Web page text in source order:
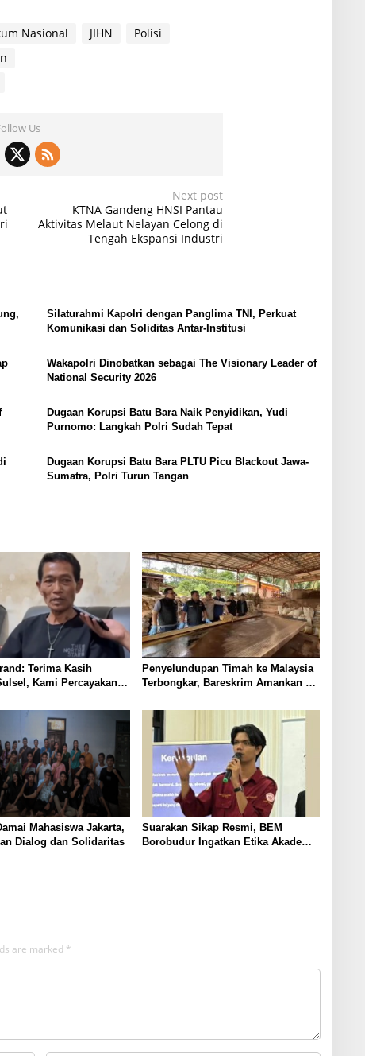
Nasional JIHN
Polisi
Us
Next post
KTNA Gandeng HNSI Pantau
Aktivitas Melaut Nelayan Celong di
Tengah Ekspansi Industri
Silaturahmi Kapolri dengan Panglima TNI, Perkuat
Komunikasi dan Soliditas Antar-Institusi
Wakapolri Dinobatkan sebagai The Visionary Leader of
National Security 2026
Dugaan Korupsi Batu Bara Naik Penyidikan, Yudi
Purnomo: Langkah Polri Sudah Tepat
Dugaan Korupsi Batu Bara PLTU Picu Blackout Jawa-
Sumatra, Polri Turun Tangan
Terima Kasih
Kami Percayakan
Penyelundupan Timah ke Malaysia
Terbongkar, Bareskrim Amankan 2
Mahasiswa Jakarta,
Dialog dan Solidaritas
Suarakan Sikap Resmi, BEM
Borobudur Ingatkan Etika Akademik
are marked *